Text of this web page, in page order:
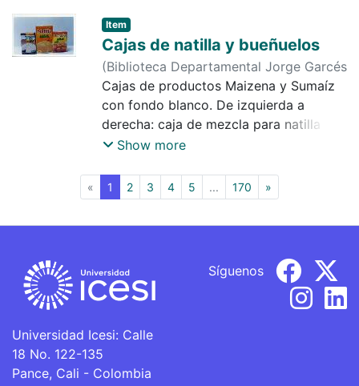
Item
Cajas de natilla y bueñuelos
(Biblioteca Departamental Jorge Garcés
Borrero, 2000)Diario de Occidente
Cajas de productos Maizena y Sumaíz
con fondo blanco. De izquierda a
derecha: caja de mezcla para natilla de
coco Maizena, caja de mezcla para
Sumaíz.
Show more
« 1 (current)
2 3 4 5 ... 170 »
Universidad Icesi: Calle
18 No. 122-135
Pance, Cali - Colombia
Síguenos